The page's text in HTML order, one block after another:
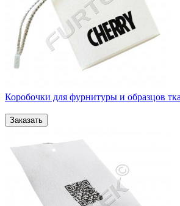
Коробочки для фурнитуры и образцов